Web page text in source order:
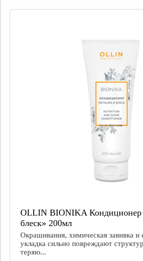
OLLIN BIONIKA Кондиционер
блеск» 200мл
Окрашивания, химическая завивка и
укладка сильно повреждают
теряю...